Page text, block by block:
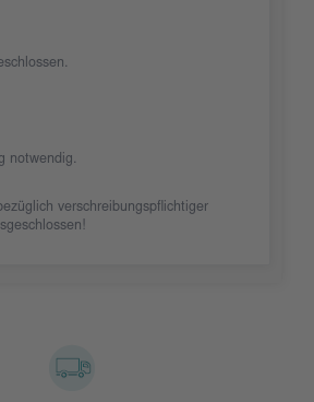
notwendig.
verschreibungspflichtiger